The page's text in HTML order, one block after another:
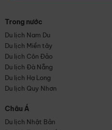
Trong nước
Du lịch Nam Du
Du lịch Miền tây
Du lịch Côn Đảo
Du lịch Đà Nẵng
Du lịch Hạ Long
Du lịch Quy Nhơn
Châu Á
Du lịch Nhật Bản